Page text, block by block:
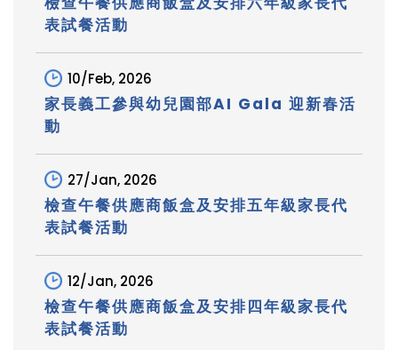
表試餐活動
10/Feb, 2026
家長義工參與幼兒園部AI Gala 迎新春活
動
27/Jan, 2026
檢查午餐供應商飯盒及安排五年級家長代
表試餐活動
12/Jan, 2026
檢查午餐供應商飯盒及安排四年級家長代
表試餐活動